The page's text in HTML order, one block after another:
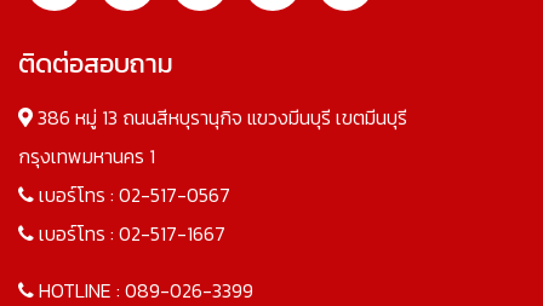
ติดต่อสอบถาม
386 หมู่ 13 ถนนสีหบุรานุกิจ แขวงมีนบุรี เขตมีนบุรี
กรุงเทพมหานคร 1
เบอร์โทร : 02-517-0567
เบอร์โทร : 02-517-1667
HOTLINE : 089-026-3399